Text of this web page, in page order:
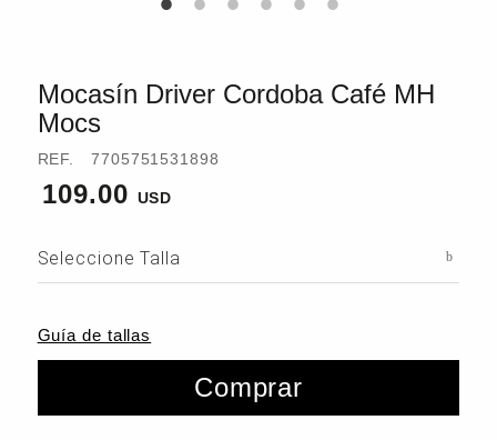
Mocasín Driver Cordoba Café MH
Mocs
REF. 7705751531898
109.00
Seleccione Talla
Guía de tallas
Comprar